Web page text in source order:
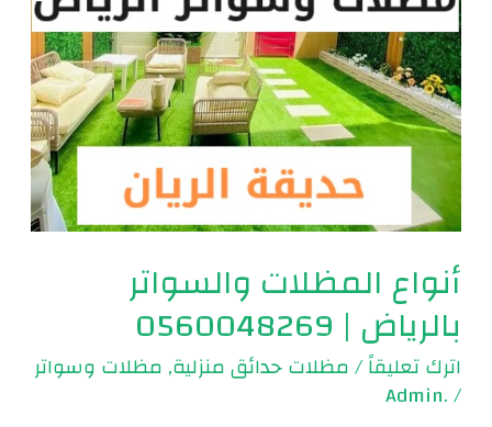
أنواع المظلات والسواتر
بالرياض | 0560048269
اترك تعليقاً/مظلات حدائق منزلية, مظلات وسواتر
/
.Admin